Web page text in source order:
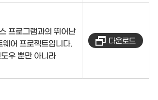
프로그램과의 뛰어난
어 프로젝트입니다.
우 뿐만 아니라
다운로드